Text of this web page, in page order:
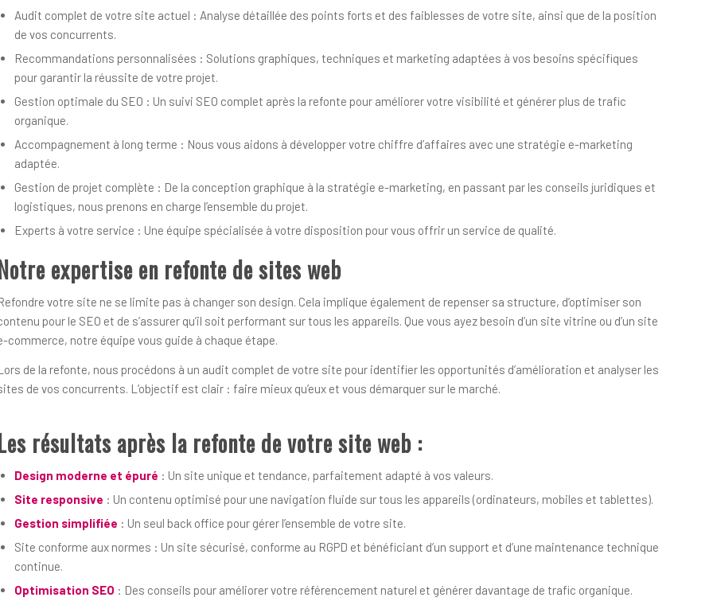
Audit complet de votre site actuel : Analyse détaillée des points forts et des faiblesses de votre site, ainsi que de la position
de vos concurrents.
Recommandations personnalisées : Solutions graphiques, techniques et marketing adaptées à vos besoins spécifiques
pour garantir la réussite de votre projet.
Gestion optimale du SEO : Un suivi SEO complet après la refonte pour améliorer votre visibilité et générer plus de trafic
organique.
Accompagnement à long terme : Nous vous aidons à développer votre chiffre d’affaires avec une stratégie e-marketing
adaptée.
Gestion de projet complète : De la conception graphique à la stratégie e-marketing, en passant par les conseils juridiques et
logistiques, nous prenons en charge l’ensemble du projet.
Experts à votre service : Une équipe spécialisée à votre disposition pour vous offrir un service de qualité.
expertise en refonte de sites web
votre site ne se limite pas à changer son design. Cela implique également de repenser sa structure, d’optimiser son
pour le SEO et de s’assurer qu’il soit performant sur tous les appareils. Que vous ayez besoin d’un site vitrine ou d’un site
commerce, notre équipe vous guide à chaque étape.
de la refonte, nous procédons à un audit complet de votre site pour identifier les opportunités d’amélioration et analyser les
de vos concurrents. L’objectif est clair : faire mieux qu’eux et vous démarquer sur le marché.
résultats après la refonte de votre site web :
Design moderne et épuré : Un site unique et tendance, parfaitement adapté à vos valeurs.
Site responsive : Un contenu optimisé pour une navigation fluide sur tous les appareils (ordinateurs, mobiles et tablettes).
Gestion simplifiée : Un seul back office pour gérer l’ensemble de votre site.
Site conforme aux normes : Un site sécurisé, conforme au RGPD et bénéficiant d’un support et d’une maintenance technique
continue.
Optimisation SEO : Des conseils pour améliorer votre référencement naturel et générer davantage de trafic organique.